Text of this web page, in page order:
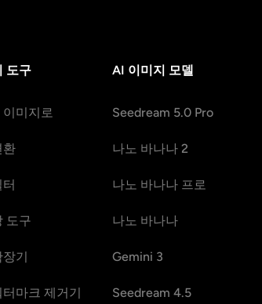
도구
미지로
환
도구
기
마크 제거기
AI 이미지 모델
Seedream 5.0 Pro
나노 바나나 2
나노 바나나 프로
나노 바나나
Gemini 3
Seedream 4.5